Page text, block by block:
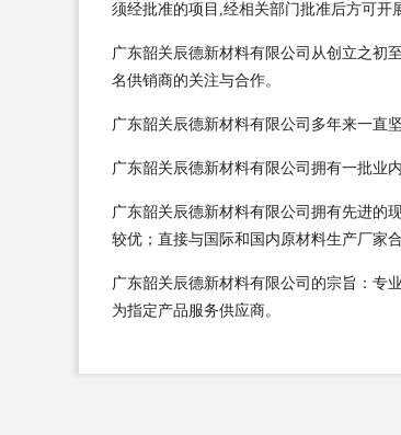
须经批准的项目,经相关部门批准后方可开
广东韶关辰德新材料有限公司从创立之初
名供销商的关注与合作。
广东韶关辰德新材料有限公司多年来一直
广东韶关辰德新材料有限公司拥有一批业
广东韶关辰德新材料有限公司拥有先进的
较优；直接与国际和国内原材料生产厂家
广东韶关辰德新材料有限公司的宗旨：专
为指定产品服务供应商。